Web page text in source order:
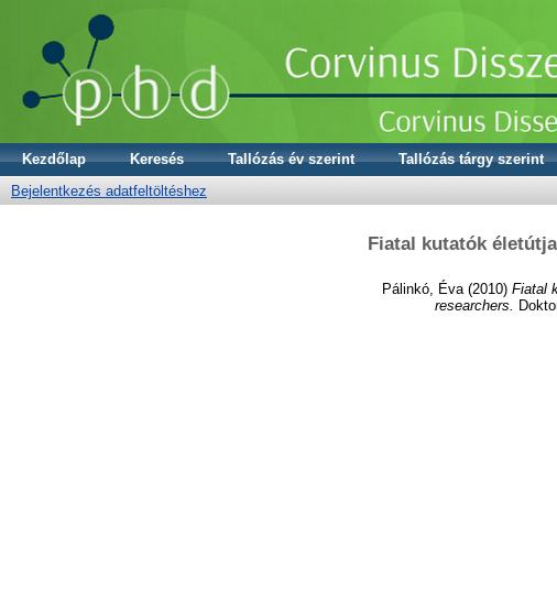
Kezdőlap Keresés Tallózás év szerint Tallózás tárgy szerint
Bejelentkezés adatfeltöltéshez
Fiatal kutatók
Pálinkó, Éva(2010) Fiatal
researchers.